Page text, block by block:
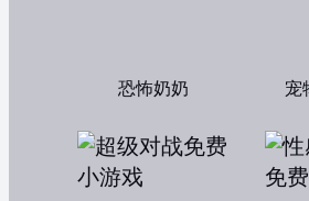
恐怖奶奶 宠